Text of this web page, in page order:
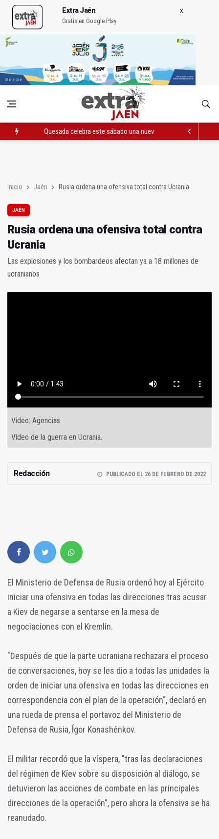
Extra Jaén
Gratis en Google Play
Quesada celebra este sábado una nueva jornada de Orgullo
Inicio Jaén Rusia ordena una ofensiva total contra Ucrania
JAÉN
Rusia ordena una ofensiva total contra
Ucrania
Las explosiones y los bombardeos afectan ya a 18 millones de
ucranianos
Video: Agencias
Vídeo de la guerra en Ucrania.
Redacción PUBLICADO EL 26 DE FEBRERO DE 2022
El Ministerio de Defensa de Rusia ordenó hoy al Ejército
iniciar una ofensiva en todas las direcciones tras acusar
a Kiev de negarse a sentarse en la mesa de
negociaciones con el Kremlin.
"Después de que la parte ucraniana rechazara el proceso
de conversaciones, hoy se les dio a todas las unidades la
orden de iniciar una ofensiva en todas las direcciones en
correspondencia con el plan de la operación”, declaró en
una rueda de prensa el portavoz del Ministerio de
Defensa de Rusia, Ígor Konashénkov.
El militar recordó que la víspera, "tras las declaraciones
del régimen de Kíev sobre su disposición al diálogo, se
detuvieron las acciones de combate en las principales
direcciones de la operación", pero ahora la ofensiva se ha
reanudado.